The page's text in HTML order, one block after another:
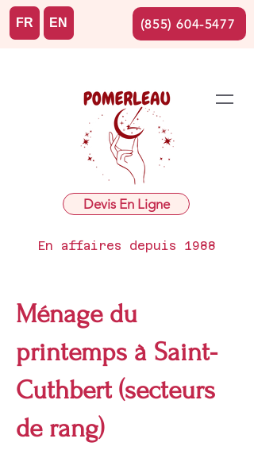
Devis En Ligne
En affaires depuis 1988
FR EN (855) 604-5477
Ménage du
printemps à Saint-
Cuthbert (secteurs
de rang)